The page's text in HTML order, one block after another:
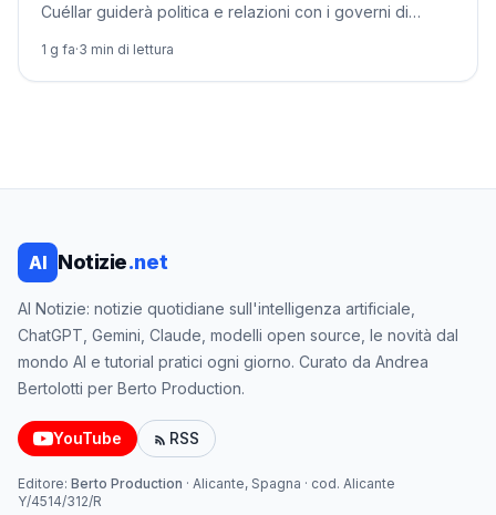
Cuéllar guiderà politica e relazioni con i governi di
1 g fa·3 min di lettura
AI Notizie.net
AI Notizie: notizie quotidiane sull'intelligenza artificiale,
ChatGPT, Gemini, Claude, modelli open source, le novità dal
mondo AI e tutorial pratici ogni giorno. Curato da Andrea
Bertolotti per Berto Production.
YouTube RSS
Editore: Berto Production · Alicante, Spagna · cod. Alicante
Y/4514/312/R